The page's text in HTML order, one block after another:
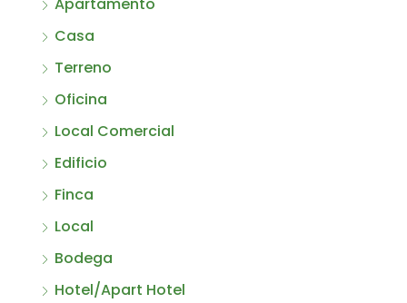
Casa
Terreno
Oficina
Local Comercial
Edificio
Finca
Local
Bodega
Hotel/Apart Hotel